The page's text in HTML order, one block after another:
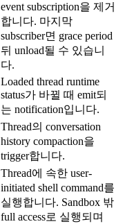
event subscription을 제거
합니다. 마지막
subscriber면 grace period
뒤 unload될 수 있습니
다.
Loaded thread runtime
status가 바뀔 때 emit되
는 notification입니다.
Thread의 conversation
history compaction을
trigger합니다.
Thread에 속한 user-
initiated shell command를
실행합니다. Sandbox 밖
full access로 실행되며